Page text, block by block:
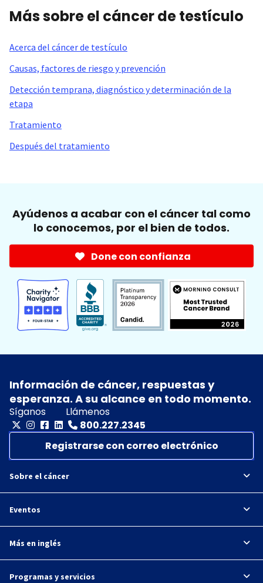
Más sobre el cáncer de testículo
Acerca del cáncer de testículo
Causas, factores de riesgo y prevención
Detección temprana, diagnóstico y determinación de la
etapa
Tratamiento
Después del tratamiento
Ayúdenos a acabar con el cáncer tal como
lo conocemos, por el bien de todos.
Done con confianza
Información de cáncer, respuestas y
esperanza. A su alcance en todo momento.
Síganos
Llámenos
800.227.2345
Registrarse con correo electrónico
Sobre el cáncer
Eventos
Más en inglés
Programas y servicios